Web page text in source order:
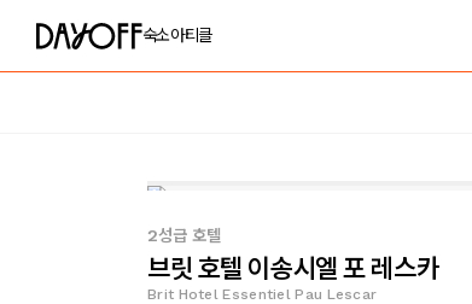
숙소아티클
2성급 호텔
브릿 호텔 이송시엘 포 레스카
Brit Hotel Essentiel Pau Lescar